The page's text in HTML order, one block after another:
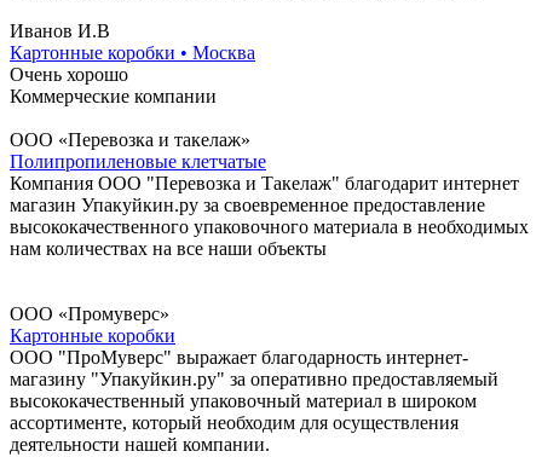
Иванов И.В
Картонные коробки • Москва
Очень хорошо
Коммерческие компании
ООО «Перевозка и такелаж»
Полипропиленовые клетчатые
Компания ООО "Перевозка и Такелаж" благодарит интернет
магазин Упакуйкин.ру за своевременное предоставление
высококачественного упаковочного материала в необходимых
нам количествах на все наши объекты
ООО «Промуверс»
Картонные коробки
ООО "ПроМуверс" выражает благодарность интернет-
магазину "Упакуйкин.ру" за оперативно предоставляемый
высококачественный упаковочный материал в широком
ассортименте, который необходим для осуществления
деятельности нашей компании.